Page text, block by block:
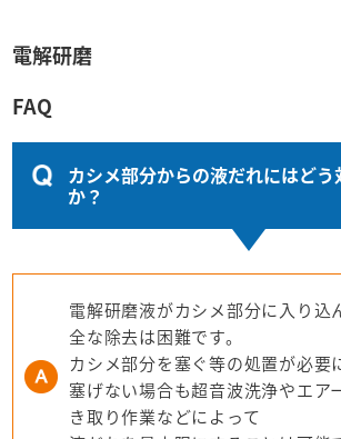
電解研磨
FAQ
カシメ部分からの液だれにはど
か？
電解研磨液がカシメ部分に入り込
全な除去は困難です。
カシメ部分を塞ぐ等の処置が必要
塞げない場合も超音波洗浄やエア
き取り作業などによって